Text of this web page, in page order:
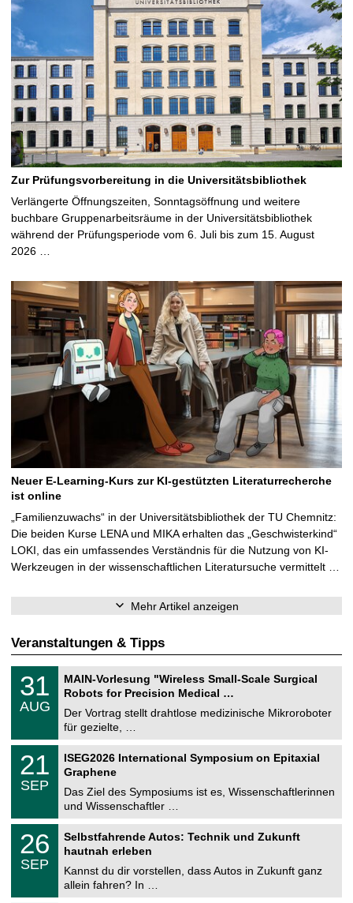
Zur Prüfungsvorbereitung in die Universitätsbibliothek
Verlängerte Öffnungszeiten, Sonntagsöffnung und weitere
buchbare Gruppenarbeitsräume in der Universitätsbibliothek
während der Prüfungsperiode vom 6. Juli bis zum 15. August
2026 …
Neuer E-Learning-Kurs zur KI-gestützten Literaturrecherche
ist online
„Familienzuwachs“ in der Universitätsbibliothek der TU Chemnitz:
Die beiden Kurse LENA und MIKA erhalten das „Geschwisterkind“
LOKI, das ein umfassendes Verständnis für die Nutzung von KI-
Werkzeugen in der wissenschaftlichen Literatursuche vermittelt …
Mehr Artikel anzeigen
Veranstaltungen & Tipps
n
3
1
0
2
0
2
6
31
AUG
MAIN-Vorlesung "Wireless Small-Scale Surgical
Robots for Precision Medical …
Der Vortrag stellt drahtlose medizinische Mikroroboter
für gezielte, …
n
2
1
.
0
2
0
2
6
21
SEP
ISEG2026 International Symposium on Epitaxial
Graphene
Das Ziel des Symposiums ist es, Wissenschaftlerinnen
und Wissenschaftler …
n
2
6
.
0
26
SEP
Selbstfahrende Autos: Technik und Zukunft
hautnah erleben
Kannst du dir vorstellen, dass Autos in Zukunft ganz
allein fahren? In …